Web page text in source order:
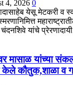
4, 2026 0
येसू मेटकरी व
यांचे
मासाळ यांच्या
कौतुक,शाळा व